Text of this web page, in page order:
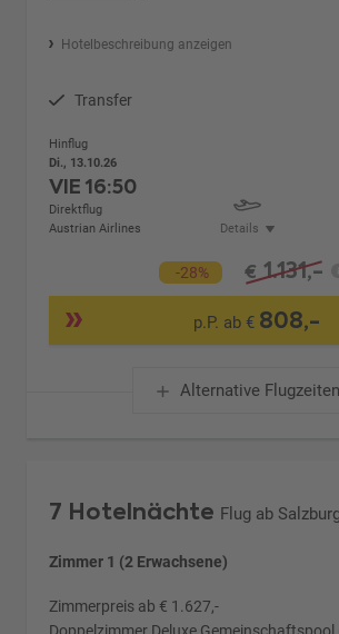
Hotelbeschreibung anzeigen
Transfer
Hinflug
Di., 13.10.26
VIE16:50
Direktflug
Austrian Airlines
Details
-28% € 1.131,-
p.P. ab € 808,-
Alternative Flugzeiten
7 Hotelnächte Flug ab
Zimmer 1 (2 Erwachsene)
Zimmerpreis ab € 1.627,-
Doppelzimmer Deluxe Gemeinschaftspool